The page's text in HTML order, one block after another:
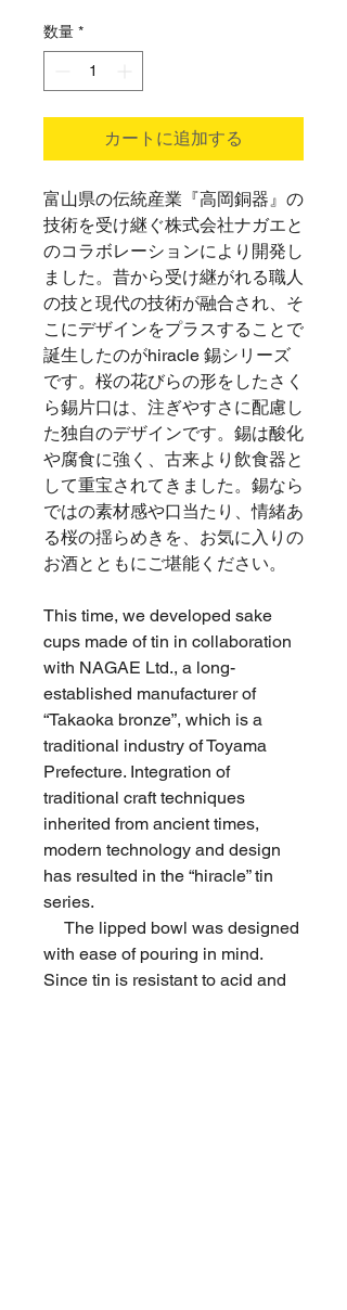
数量 *
カートに追加する
富山県の伝統産業『高岡銅器』の
技術を受け継ぐ株式会社ナガエと
のコラボレーションにより開発し
ました。昔から受け継がれる職人
の技と現代の技術が融合され、そ
こにデザインをプラスすることで
誕生したのがhiracle 錫シリーズ
です。桜の花びらの形をしたさく
ら錫片口は、注ぎやすさに配慮し
た独自のデザインです。錫は酸化
や腐食に強く、古来より飲食器と
して重宝されてきました。錫なら
ではの素材感や口当たり、情緒あ
る桜の揺らめきを、お気に入りの
お酒とともにご堪能ください。
This time, we developed sake
cups made of tin in collaboration
with NAGAE Ltd., a long-
established manufacturer of
“Takaoka bronze”, which is a
traditional industry of Toyama
Prefecture. Integration of
traditional craft techniques
inherited from ancient times,
modern technology and design
has resulted in the “hiracle” tin
series.
The lipped bowl was designed
with ease of pouring in mind.
Since tin is resistant to acid and